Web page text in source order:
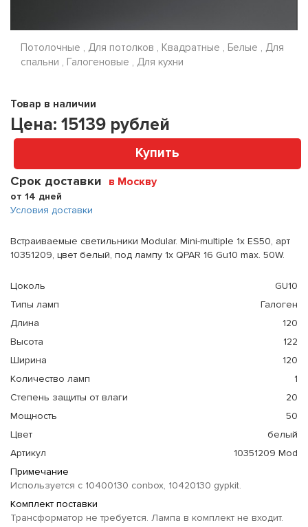
Потолочные , Для потолков , Квадратные , Белые , Для
спальни , Галогеновые , Для кухни
Товар в наличии
Цена: 15139 рублей
Купить
Срок доставки в Москву
от 14 дней
Условия доставки
Встраиваемые светильники Modular. Mini-multiple 1x ES50, арт
10351209, цвет белый, под лампу 1x QPAR 16 Gu10 max. 50W.
Цоколь
GU10
Типы ламп
Галоген
Длина
120
Высота
122
Ширина
120
Количество ламп
1
Степень защиты от влаги
20
Мощность
50
Цвет
белый
Артикул
10351209 Mod
Примечание
Используется с 10400130 conbox, 10420130 gypkit.
Комплект поставки
Трансформатор не требуется. Лампа в комплект не входит.